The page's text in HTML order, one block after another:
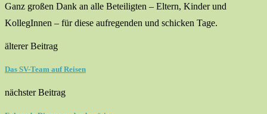
Ganz großen Dank an alle Beteiligten – Eltern, Kinder und
KollegInnen – für diese aufregenden und schicken Tage.
älterer Beitrag
Das SV-Team auf Reisen
nächster Beitrag